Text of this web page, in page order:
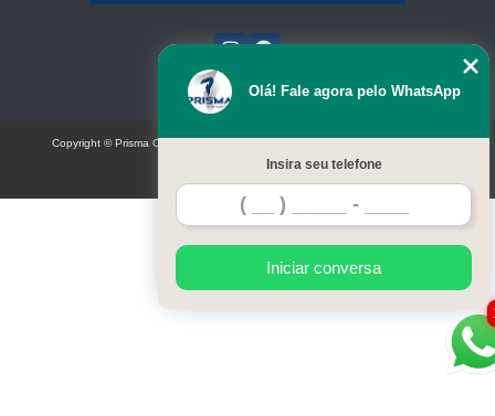
Olá! Fale agora pelo WhatsApp
Insira seu telefone
Iniciar conversa
Copyright © Prisma Comunicação visual e eventos (Lei 9610 de 19/02/1998)